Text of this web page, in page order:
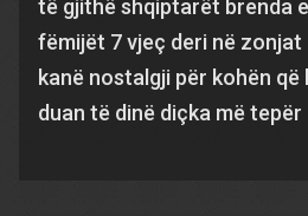
të gjithë shqiptarët brenda
fëmijët 7 vjeç deri në
kanë nostalgji për kohën që
duan të dinë diçka më